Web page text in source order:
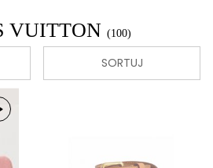
VUITTON (100)
SORTUJ